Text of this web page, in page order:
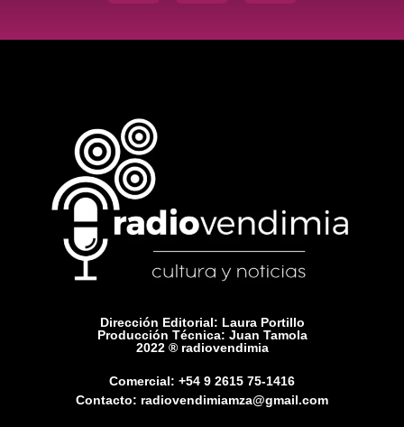
Dirección Editorial: Laura Portillo
Producción Técnica: Juan Tamola
2022 ® radiovendimia
Comercial: +54 9 2615 75-1416
Contacto: radiovendimiamza@gmail.com